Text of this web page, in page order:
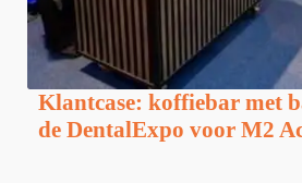
Klantcase: koffiebar met
de DentalExpo voor M2